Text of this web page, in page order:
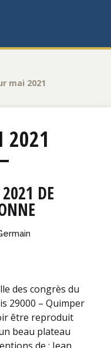
mai 2021
2021
DE
des congrès du
29000 – Quimper
être reproduit
beau plateau